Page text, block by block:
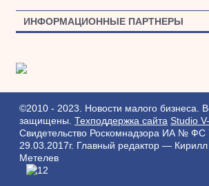
ИНФОРМАЦИОННЫЕ ПАРТНЕРЫ
©2010 - 2023. Новости малого бизнеса.
защищены. Техподдержка сайта Studio
Свидетельство Роскомнадзора ИА № ФС
29.03.2017г.